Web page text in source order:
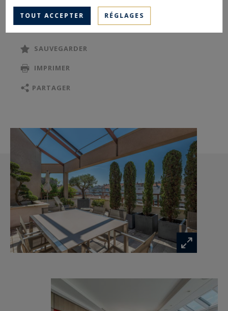
réception en double séjour s’ouvre
parfaite continuité entre les espaces intérieurs
entièrement équipée avec des prestations haut
de gamme, s’intègre harmonieusement à
L’espace nuit est à la hauteur de l’ensemble. La
spectaculaire suite parentale offre des
proportions rares avec une chambre ouvrant
sur une terrasse privative, un vaste dressing sur
mesure ainsi qu’une superbe salle de bains
bénéficiant également de son propre balcon.
Une seconde suite, tout aussi confortable,
dispose de son dressing, de sa salle de bains et
complète parfaitement l’ensemble.
LIRE LA SUITE
SAUVEGARDER
IMPRIMER
PARTAGER
TOUT ACCEPTER RÉGLAGES